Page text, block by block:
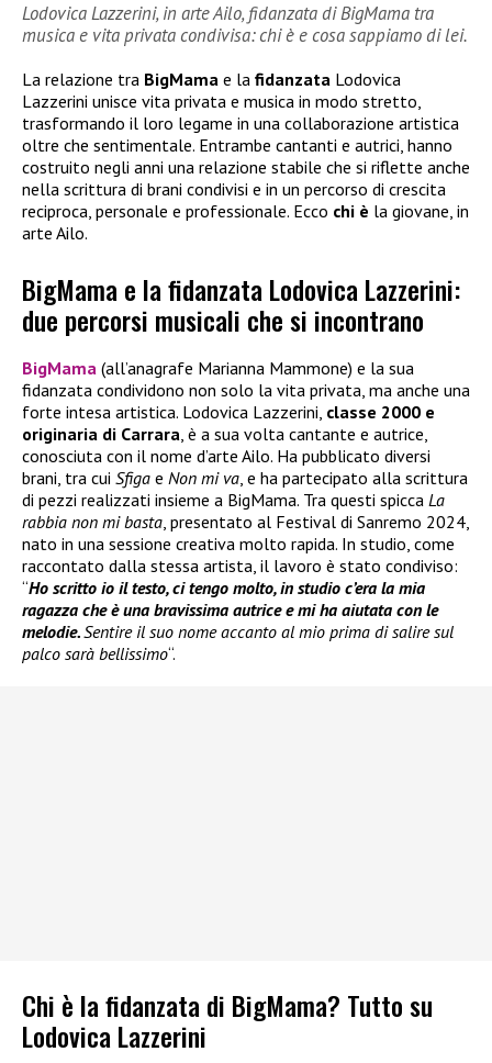
Lodovica Lazzerini, in arte Ailo, fidanzata di BigMama tra
musica e vita privata condivisa: chi è e cosa sappiamo di lei.
La relazione tra BigMama e la fidanzata Lodovica
Lazzerini unisce vita privata e musica in modo stretto,
trasformando il loro legame in una collaborazione artistica
oltre che sentimentale. Entrambe cantanti e autrici, hanno
costruito negli anni una relazione stabile che si riflette anche
nella scrittura di brani condivisi e in un percorso di crescita
reciproca, personale e professionale. Ecco chi è la giovane, in
arte Ailo.
BigMama e la fidanzata Lodovica Lazzerini:
due percorsi musicali che si incontrano
BigMama (all’anagrafe Marianna Mammone) e la sua
fidanzata condividono non solo la vita privata, ma anche una
forte intesa artistica. Lodovica Lazzerini, classe 2000 e
originaria di Carrara , è a sua volta cantante e autrice,
conosciuta con il nome d’arte Ailo. Ha pubblicato diversi
brani, tra cui Sfiga e Non mi va , e ha partecipato alla scrittura
di pezzi realizzati insieme a BigMama. Tra questi spicca La
rabbia non mi basta , presentato al Festival di Sanremo 2024,
nato in una sessione creativa molto rapida. In studio, come
raccontato dalla stessa artista, il lavoro è stato condiviso:
“Ho scritto io il testo, ci tengo molto, in studio c’era la mia
ragazza che è una bravissima autrice e mi ha aiutata con le
melodie.Sentire il suo nome accanto al mio prima di salire sul
palco sarà bellissimo“.
Chi è la fidanzata di BigMama? Tutto su
Lodovica Lazzerini